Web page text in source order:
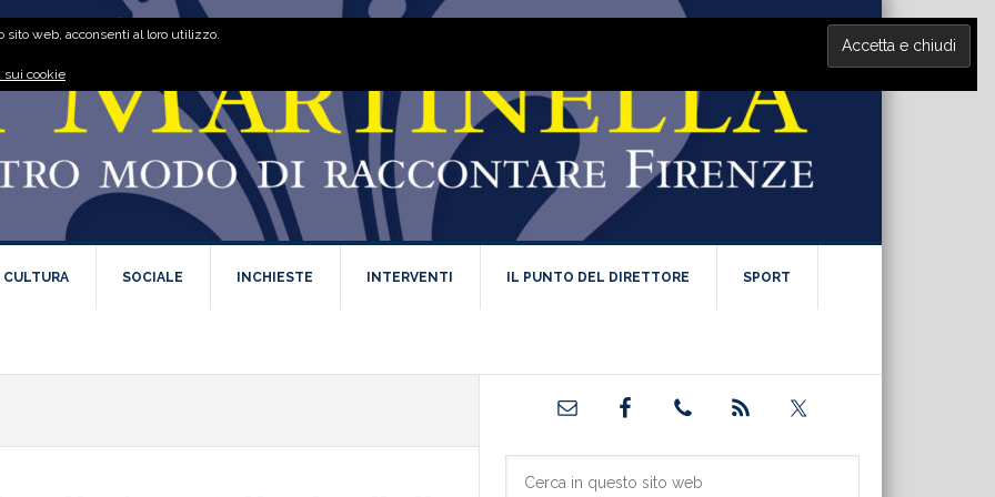
CULTURA SOCIALE INCHIESTE INTERVENTI IL PUNTO DEL DIRETTORE SPORT
Barra
primaria
web, acconsenti al loro utilizzo.
sui cookie